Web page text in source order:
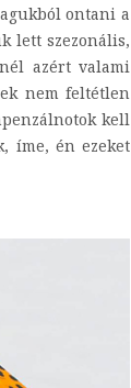
ontani a
lett szezonális,
azért valami
nem feltétlen
kell
íme, én ezeket